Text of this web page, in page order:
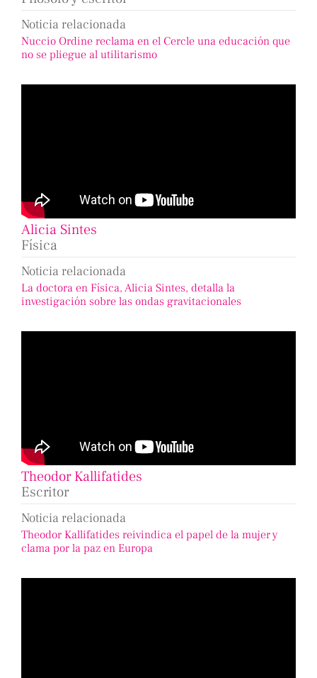
Noticia relacionada
Nuccio Ordine reclama en el Cercle una educación que
no se pliegue al utilitarismo
Alicia Sintes
Física
Noticia relacionada
La doctora en Física, Alicia Sintes, detalla la
investigación sobre las ondas gravitacionales
Theodor Kallifatides
Escritor
Noticia relacionada
Theodor Kallifatides reivindica el papel de la mujer y
clama por la paz en Europa